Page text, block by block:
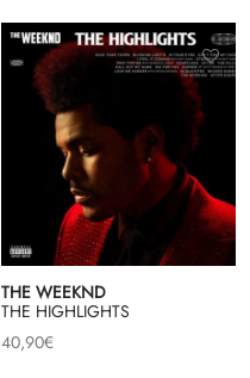
THE WEEKND
THE HIGHLIGHTS
40,90€